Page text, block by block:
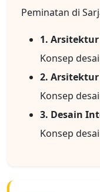
Peminatan di
1.
Konsep
2.
Konsep
3. Desain
Konsep